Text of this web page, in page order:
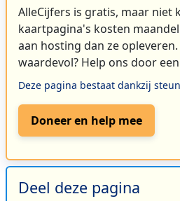
AlleCijfers is gratis, maar niet
kaartpagina's kosten
aan hosting dan ze
waardevol? Help ons door een
Deze pagina bestaat dankzij
Doneer en help mee
Deel deze pagina